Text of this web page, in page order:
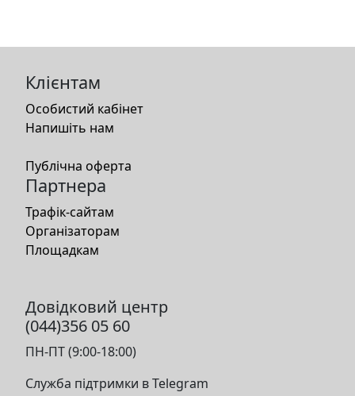
Клієнтам
Особистий кабінет
Напишіть нам
Публічна оферта
Партнера
Трафік-сайтам
Організаторам
Площадкам
Довідковий центр
(044)356 05 60
ПН-ПТ (9:00-18:00)
Служба підтримки в Telegram